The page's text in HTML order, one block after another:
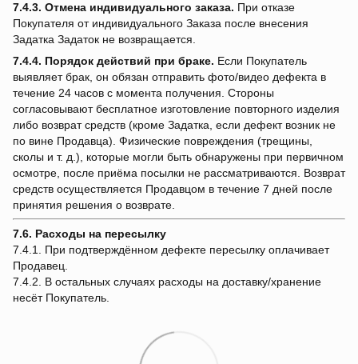
7.4.3. Отмена индивидуального заказа. При отказе
Покупателя от индивидуального Заказа после внесения
Задатка Задаток не возвращается.
7.4.4. Порядок действий при браке. Если Покупатель
выявляет брак, он обязан отправить фото/видео дефекта в
течение 24 часов с момента получения. Стороны
согласовывают бесплатное изготовление повторного изделия
либо возврат средств (кроме Задатка, если дефект возник не
по вине Продавца). Физические повреждения (трещины,
сколы и т. д.), которые могли быть обнаружены при первичном
осмотре, после приёма посылки не рассматриваются. Возврат
средств осуществляется Продавцом в течение 7 дней после
принятия решения о возврате.
7.6. Расходы на пересылку
7.4.1. При подтверждённом дефекте пересылку оплачивает
Продавец.
7.4.2. В остальных случаях расходы на доставку/хранение
несёт Покупатель.